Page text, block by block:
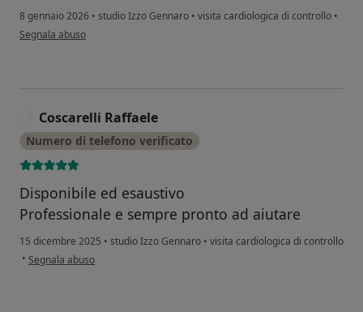
8 gennaio 2026 • studio Izzo Gennaro • visita cardiologica di controllo •
secondo l'opinione dell'utente Giovanni Romano Via montagnelle Torre del
Segnala abuso
Coscarelli Raffaele
Numero di telefono verificato
Disponibile ed esaustivo
Professionale e sempre pronto ad aiutare
15 dicembre 2025 • studio Izzo Gennaro • visita cardiologica di controllo
• secondo l'opinione dell'utente Coscarelli Raffaele
Segnala abuso